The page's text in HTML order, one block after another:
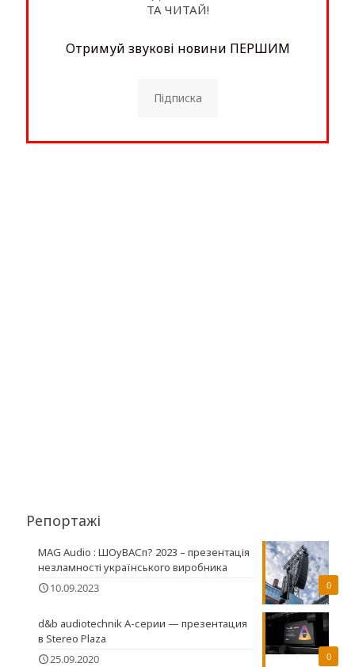
ТА ЧИТАЙ!
Отримуй звукові новини ПЕРШИМ
Підписка
Репортажі
0
MAG Audio : ШОуВАСп? 2023 – презентація
незламності українського виробника
10.09.2023
0
d&b audiotechnik A-серии — презентация
в Stereo Plaza
25.09.2020